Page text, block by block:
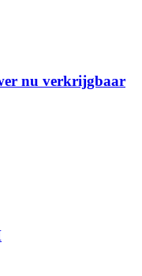
nu verkrijgbaar